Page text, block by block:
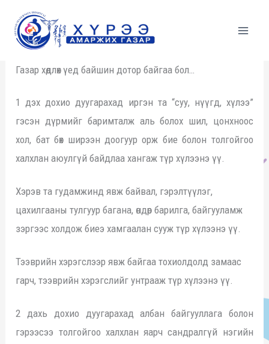
content
Газар хөдлөх үед байшин дотор байгаа бол…
1 дэх дохио дуугарахад иргэн та “суу, нүүгд, хүлээ”
гэсэн дүрмийг баримталж аль болох шил, цонхноос
хол, бат бөх ширээн доогуур орж бие болон толгойгоо
халхлан аюулгүй байдлаа хангаж түр хүлээнэ үү.
Хэрэв та гудамжинд явж байвал, гэрэлтүүлэг,
цахилгааны тулгуур багана, өндөр барилга, байгууламж
зэргээс холдож биеэ хамгаалан сууж түр хүлээнэ үү.
Тээврийн хэрэгслээр явж байгаа тохиолдолд замаас
гарч, тээврийн хэрэгслийг унтрааж түр хүлээнэ үү.
2 дахь дохио дуугарахад албан байгууллага болон
гэрээсээ толгойгоо халхлан яарч сандралгүй нэгийн